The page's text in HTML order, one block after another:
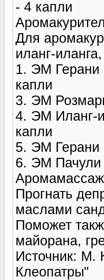
- 4 капли
Для
иланг-
1. ЭМ Герани
капли
3. ЭМ
4. ЭМ Иланг-
капли
5. ЭМ Герани
6. ЭМ Пачули
Прогнать
маслами
Поможет
майорана,
Источник: М.
Клеопатры"